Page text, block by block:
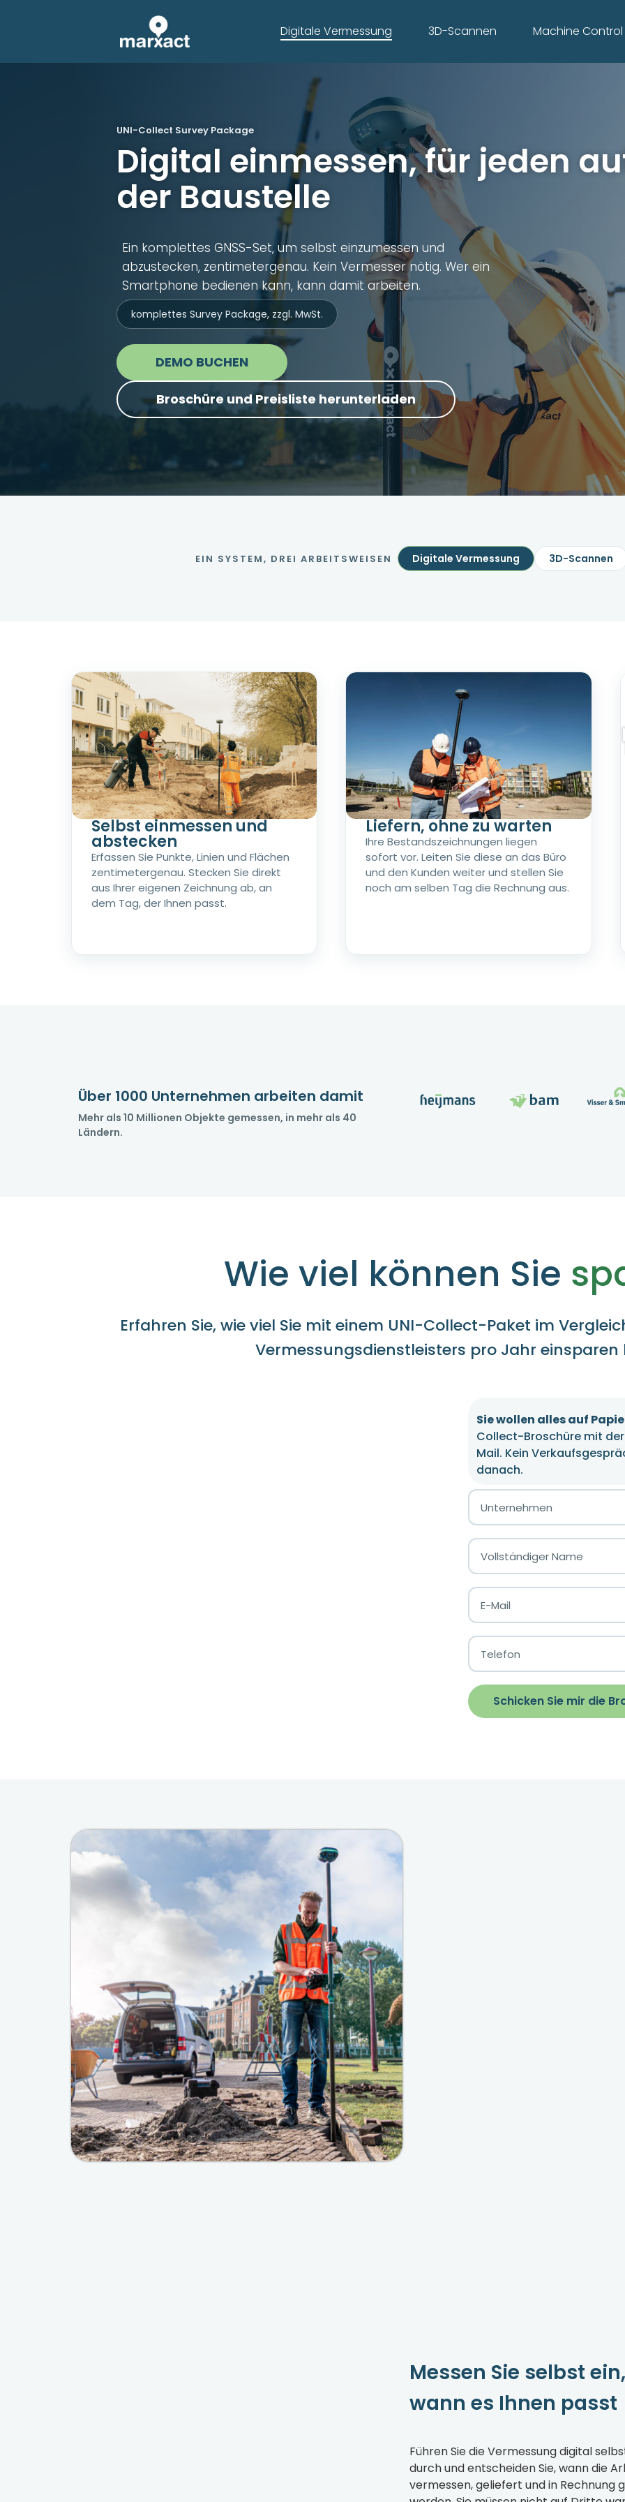
Digitale Vermessung 3D-Scannen Machine Control
UNI-Collect Survey Package
Digital einmessen, für jeden
der Baustelle
Ein komplettes GNSS-Set, um selbst einzumessen und
abzustecken, zentimetergenau. Kein Vermesser nötig. Wer ein
Smartphone bedienen kann, kann damit arbeiten.
komplettes Survey Package, zzgl. MwSt.
DEMO BUCHEN
Broschüre und Preisliste herunterladen
EIN SYSTEM, DREI ARBEITSWEISEN Digitale Vermessung 3D-Scannen
Selbst einmessen und
abstecken
Erfassen Sie Punkte, Linien und Flächen
zentimetergenau. Stecken Sie direkt
aus Ihrer eigenen Zeichnung ab, an
dem Tag, der Ihnen passt.
Liefern, ohne zu warten
Ihre Bestandszeichnungen liegen
sofort vor. Leiten Sie diese an das Büro
und den Kunden weiter und stellen Sie
noch am selben Tag die Rechnung aus.
Über 1000 Unternehmen arbeiten damit
Mehr als 10 Millionen Objekte gemessen, in mehr als 40
Ländern.
Wie viel können Sie
Erfahren Sie, wie viel Sie mit einem UNI-Collect-Paket im
Vermessungsdienstleisters pro Jahr einsparen
Sie wollen alles auf
Collect-Broschüre mit
Mail. Kein
danach.
Schicken Sie mir die
Messen Sie selbst ein,
wann es Ihnen passt
Führen Sie die Vermessung digital
durch und entscheiden Sie, wann die
vermessen, geliefert und in Rechnung